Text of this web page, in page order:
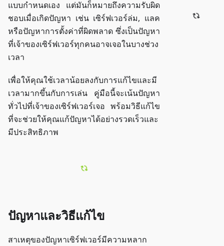
แบบกำหนดเอง แต่มันก็หมายถึงความรับผิด
ชอบเมื่อเกิดปัญหา เช่น เซิร์ฟเวอร์ล่ม, แลค
หรือปัญหาการตั้งค่าที่ผิดพลาด ซึ่งเป็นปัญหา
ที่เจ้าของเซิร์ฟเวอร์ทุกคนอาจเจอในบางช่วง
เวลา
เพื่อให้คุณใช้เวลาน้อยลงกับการแก้ไขและมี
เวลามากขึ้นกับการเล่น คู่มือนี้จะเน้นปัญหา
ทั่วไปที่เจ้าของเซิร์ฟเวอร์เจอ พร้อมวิธีแก้ไข
ที่จะช่วยให้คุณแก้ปัญหาได้อย่างรวดเร็วและ
มีประสิทธิภาพ
ปัญหาและวิธีแก้ไข
สาเหตุของปัญหาเซิร์ฟเวอร์มีความหลาก